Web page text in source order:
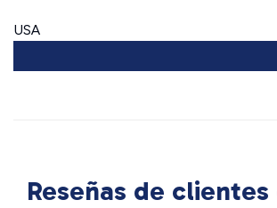
USA
Reseñas de